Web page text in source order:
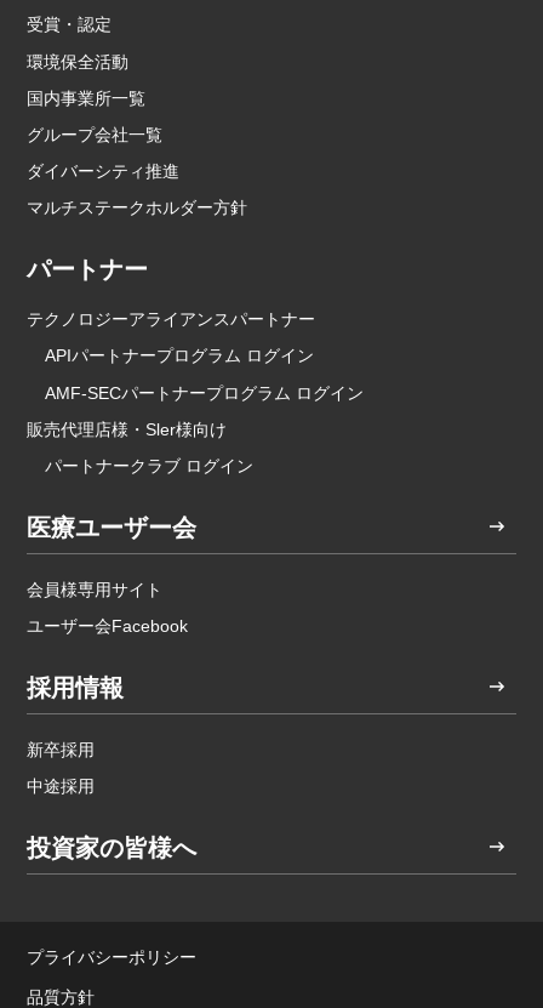
受賞・認定
環境保全活動
国内事業所一覧
グループ会社一覧
ダイバーシティ推進
マルチステークホルダー方針
パートナー
テクノロジーアライアンスパートナー
APIパートナープログラム ログイン
AMF-SECパートナープログラム ログイン
販売代理店様・Sler様向け
パートナークラブ ログイン
医療ユーザー会
会員様専用サイト
ユーザー会Facebook
採用情報
新卒採用
中途採用
投資家の皆様へ
プライバシーポリシー
品質方針